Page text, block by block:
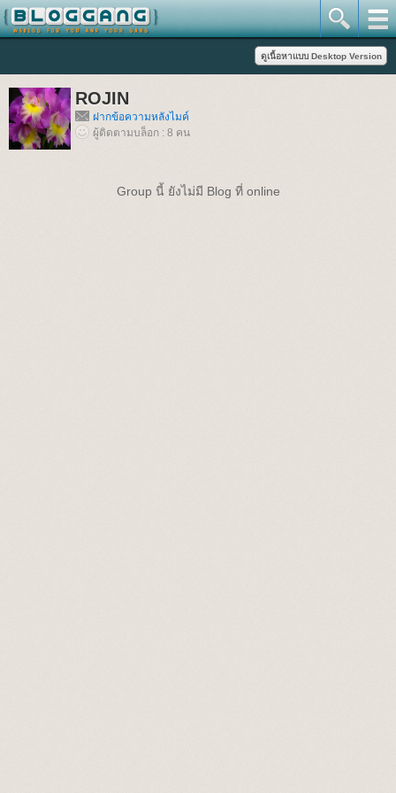
ROJIN
ฝากข้อความหลังไมค์
ผู้ติดตามบล็อก : 8 คน
Group นี้ ยังไม่มี Blog ที่ online